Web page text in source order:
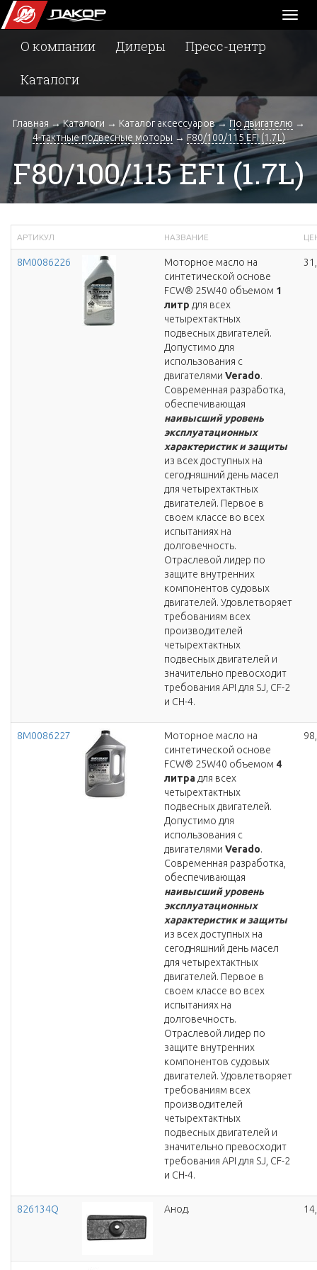
О компании Дилеры
Пресс-центр
Каталоги
Главная →Каталоги → Каталог аксессуаров→ По двигателю →
4-тактные подвесные моторы → F80/100/115 EFI (1.7L)
F80/100/115 EFI (1.7L)
АРТИКУЛ НАЗВАНИЕ
8M0086226
Моторное масло на
синтетической основе
FCW® 25W40 объемом 1
литр для всех
четырехтактных
подвесных двигателей.
Допустимо для
использования с
двигателями Verado.
Современная разработка,
обеспечивающая
наивысший уровень
эксплуатационных
характеристик и защиты
из всех доступных на
сегодняшний день масел
для четырехтактных
двигателей. Первое в
своем классе во всех
испытаниях на
долговечность.
Отраслевой лидер по
защите внутренних
компонентов судовых
двигателей. Удовлетворяет
требованиям всех
производителей
четырехтактных
подвесных двигателей и
значительно превосходит
требования API для SJ, CF-2
и CH-4.
8M0086227
Моторное масло на
синтетической основе
FCW® 25W40 объемом 4
литра для всех
четырехтактных
подвесных двигателей.
Допустимо для
использования с
двигателями Verado.
Современная разработка,
обеспечивающая
наивысший уровень
эксплуатационных
характеристик и защиты
из всех доступных на
сегодняшний день масел
для четырехтактных
двигателей. Первое в
своем классе во всех
испытаниях на
долговечность.
Отраслевой лидер по
защите внутренних
компонентов судовых
двигателей. Удовлетворяет
требованиям всех
производителей
четырехтактных
подвесных двигателей и
значительно превосходит
требования API для SJ, CF-2
и CH-4.
826134Q Анод.